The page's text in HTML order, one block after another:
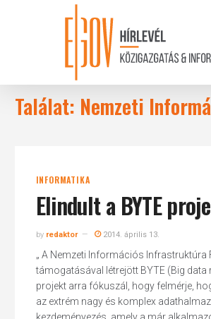
Találat: Nemzeti
INFORMATIKA
Elindult a BYTE
by redaktor 2014. április 13.
„ A Nemzeti Információs Infrastruktúra
támogatásával létrejött BYTE (Big
projekt arra fókuszál, hogy felmérje,
az extrém nagy és komplex